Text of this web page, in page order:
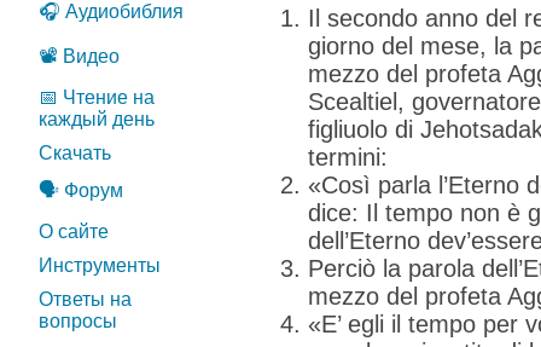
🎧 Аудиобиблия
📽️ Видео
📅 Чтение на
каждый день
Скачать
🗣️ Форум
О сайте
Инструменты
Ответы на
вопросы
Il secondo anno del
giorno del mese, la
mezzo del profeta
Scealtiel,
figliuolo di
termini:
«Così parla l’Eterno
dice: Il tempo non è
dell’Eterno
Perciò la parola
mezzo del profeta
«E’ egli il tempo per